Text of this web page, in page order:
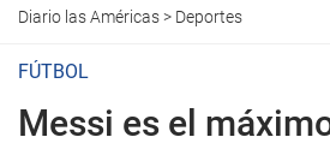
Diario las Américas> Deportes
FÚTBOL
Messi es el